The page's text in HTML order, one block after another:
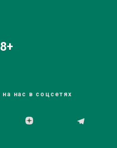
нас в соцсетях